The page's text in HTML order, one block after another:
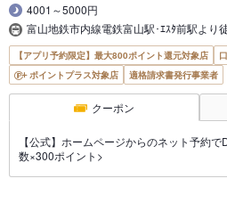
4001～5000円
富山地鉄市内線電鉄富山駅･ｴｽﾀ前駅より
【アプリ予約限定】最大800ポイント還元対象店
ポイントプラス対象店
適格請求書発行事業者
クーポン
【公式】ホームページからのネット予約
数×300ポイント>